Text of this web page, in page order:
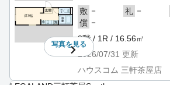
写真を見る
敷 － 礼 －
償 －
3階 / 1R / 16.56㎡
2026/07/31 更新
ハウスコム 三軒茶屋店